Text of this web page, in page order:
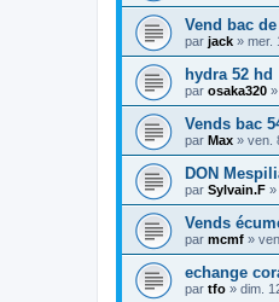
Vend bac
par jack » mer.
hydra 52 hd
par osaka320
Vends bac
par Max » ven.
DON
par Sylvain.F »
Vends
par mcmf »
echange
par tfo » dim.